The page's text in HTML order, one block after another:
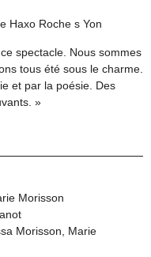
Haxo Roche s Yon
spectacle. Nous sommes
tous été sous le charme.
et par la poésie. Des
»
Morisson
Morisson, Marie